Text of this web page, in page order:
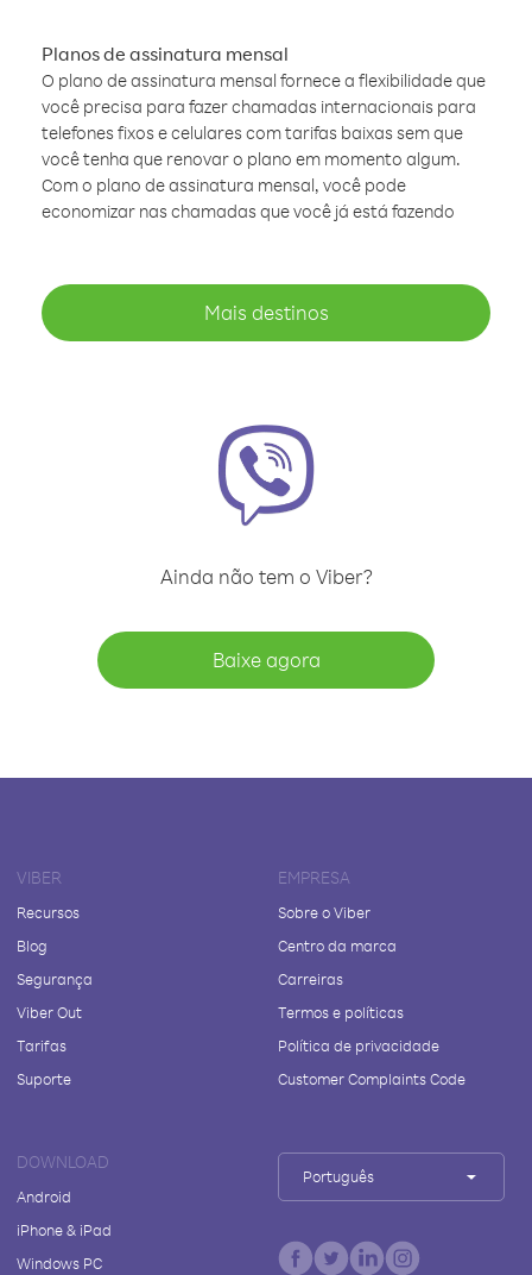
Planos de assinatura mensal
O plano de assinatura mensal fornece a flexibilidade que
você precisa para fazer chamadas internacionais para
telefones fixos e celulares com tarifas baixas sem que
você tenha que renovar o plano em momento algum.
Com o plano de assinatura mensal, você pode
economizar nas chamadas que você já está fazendo
Mais destinos
Ainda não tem o Viber?
Baixe agora
VIBER
Recursos
Blog
Segurança
Viber Out
Tarifas
Suporte
EMPRESA
Sobre o Viber
Centro da marca
Carreiras
Termos e políticas
Política de privacidade
Customer Complaints Code
DOWNLOAD
Android
iPhone & iPad
Windows PC
Português